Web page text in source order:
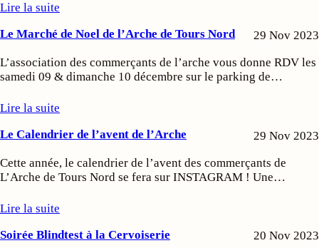
Lire la suite
Le Marché de Noel de l’Arche de Tours Nord
29 Nov 2023
L’association des commerçants de l’arche vous donne RDV les
samedi 09 & dimanche 10 décembre sur le parking de…
Lire la suite
Le Calendrier de l’avent de l’Arche
29 Nov 2023
Cette année, le calendrier de l’avent des commerçants de
L’Arche de Tours Nord se fera sur INSTAGRAM ! Une…
Lire la suite
Soirée Blindtest à la Cervoiserie
20 Nov 2023